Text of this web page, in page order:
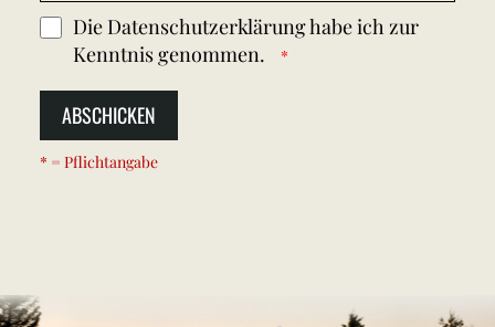
Die Datenschutzerklärunghabe ich zur
Kenntnis genommen.
ABSCHICKEN
* = Pflichtangabe